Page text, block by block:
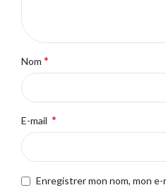
Nom *
E-mail *
Enregistrer mon nom, mon